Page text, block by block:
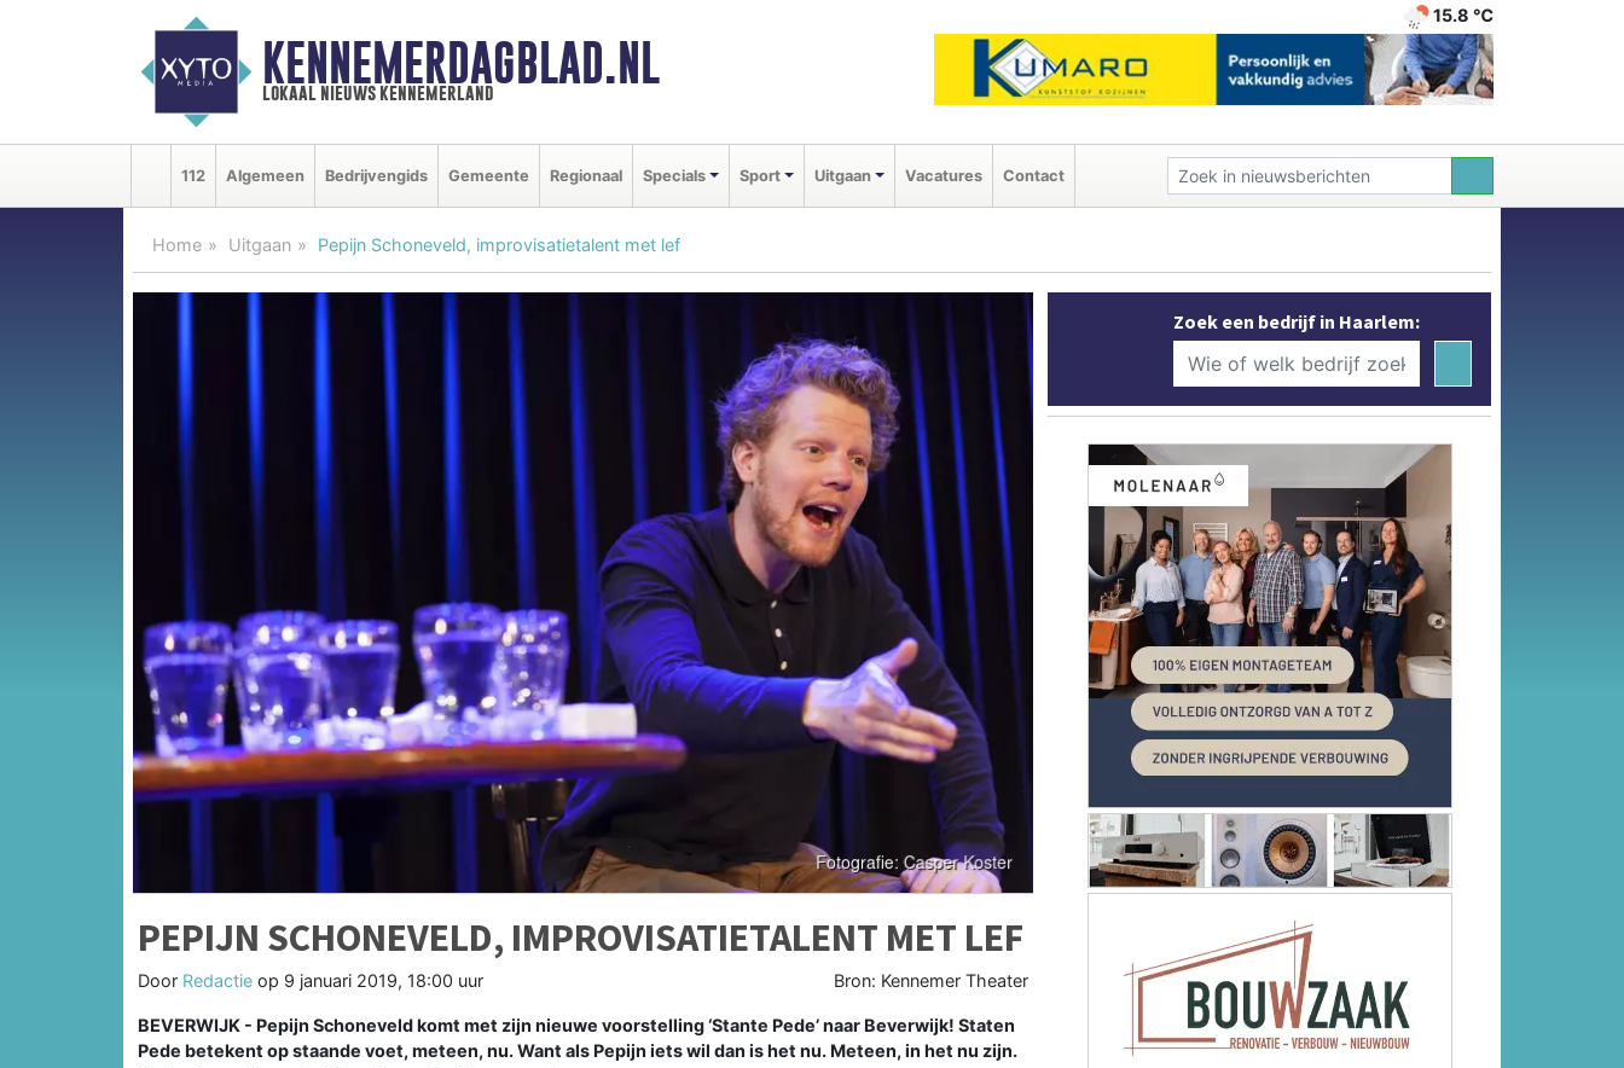
KENNEMERDAGBLAD.NL
lokaal nieuws kennemerland
15.8 ℃
112 Algemeen Bedrijvengids Gemeente Regionaal Specials Sport Uitgaan Vacatures Contact
Home Uitgaan Pepijn Schoneveld, improvisatietalent met lef
PEPIJN SCHONEVELD, IMPROVISATIETALENT MET LEF
Door Redactie op 9 januari 2019, 18:00 uur Bron: Kennemer Theater
BEVERWIJK - Pepijn Schoneveld komt met zijn nieuwe voorstelling ‘Stante Pede’ naar Beverwijk! Staten
Pede betekent op staande voet, meteen, nu. Want als Pepijn iets wil dan is het nu. Meteen, in het nu zijn.
Zoek een bedrijf in Haarlem: